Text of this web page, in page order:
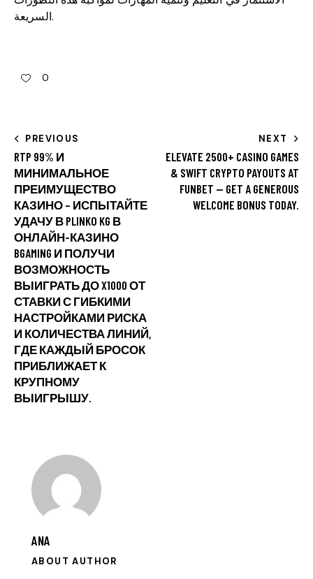
السريعة.
0
PREVIOUS
RTP 99% И
МИНИМАЛЬНОЕ
ПРЕИМУЩЕСТВО
КАЗИНО – ИСПЫТАЙТЕ
УДАЧУ В PLINKO KG В
ОНЛАЙН-КАЗИНО
BGAMING И ПОЛУЧИ
ВОЗМОЖНОСТЬ
ВЫИГРАТЬ ДО X1000 ОТ
СТАВКИ С ГИБКИМИ
НАСТРОЙКАМИ РИСКА
И КОЛИЧЕСТВА ЛИНИЙ,
ГДЕ КАЖДЫЙ БРОСОК
ПРИБЛИЖАЕТ К
КРУПНОМУ
ВЫИГРЫШУ.
NEXT
ELEVATE 2500+ CASINO GAMES
& SWIFT CRYPTO PAYOUTS AT
FUNBET — GET A GENEROUS
WELCOME BONUS TODAY.
ANA
ABOUT AUTHOR